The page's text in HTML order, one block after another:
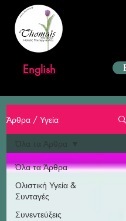
English
Άρθρα / Υγεία
Όλα τα Άρθρα
Ολιστική Υγεία &
Συνταγές
Συνεντεύξεις
Όλα τα Άρθρα